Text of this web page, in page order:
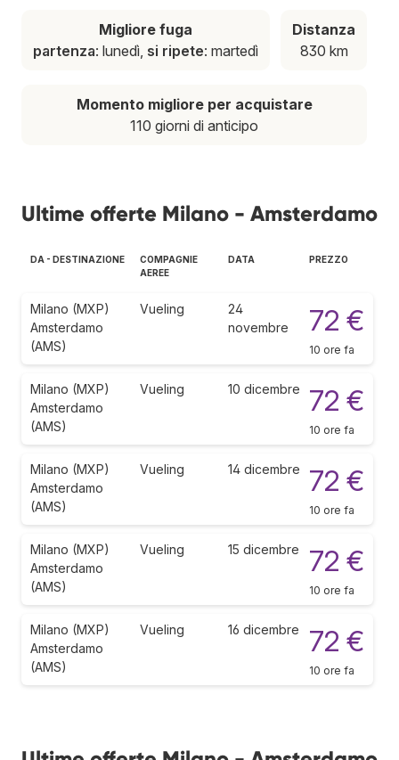
Migliore fuga
partenza: lunedì, si ripete: martedì
Distanza
830 km
Momento migliore per acquistare
110 giorni di anticipo
Ultime offerte Milano - Amsterdamo
DA - DESTINAZIONE
COMPAGNIE
AEREE
DATA PREZZO
Milano (MXP)
Amsterdamo
(AMS)
Vueling
24
novembre
72 €
10 ore fa
Milano (MXP)
Amsterdamo
(AMS)
Vueling 10 dicembre 72 €
10 ore fa
Milano (MXP)
Amsterdamo
(AMS)
Vueling 14 dicembre 72 €
10 ore fa
Milano (MXP)
Amsterdamo
(AMS)
Vueling 15 dicembre 72 €
10 ore fa
Milano (MXP)
Amsterdamo
(AMS)
Vueling 16 dicembre 72 €
10 ore fa